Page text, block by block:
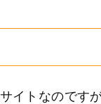
イトなのです